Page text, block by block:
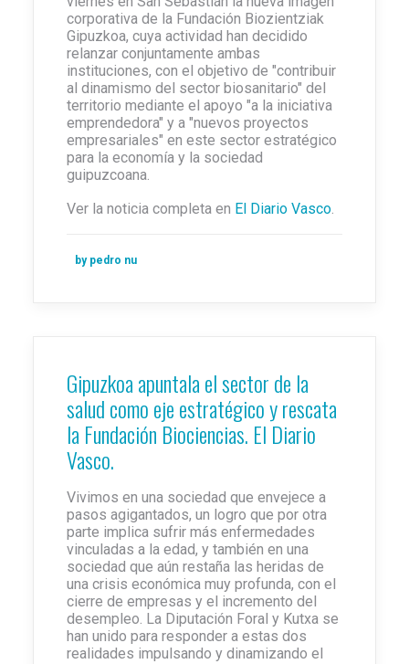
corporativa de la Fundación Biozientziak
Gipuzkoa, cuya actividad han decidido
relanzar conjuntamente ambas
instituciones, con el objetivo de "contribuir
al dinamismo del sector biosanitario" del
territorio mediante el apoyo "a la iniciativa
emprendedora" y a "nuevos proyectos
empresariales" en este sector estratégico
para la economía y la sociedad
guipuzcoana.
Ver la noticia completa en El Diario Vasco.
by pedro nu
Gipuzkoa apuntala el sector de la
salud como eje estratégico y rescata
la Fundación Biociencias. El Diario
Vasco.
Vivimos en una sociedad que envejece a
pasos agigantados, un logro que por otra
parte implica sufrir más enfermedades
vinculadas a la edad, y también en una
sociedad que aún restaña las heridas de
una crisis económica muy profunda, con el
cierre de empresas y el incremento del
desempleo. La Diputación Foral y Kutxa se
han unido para responder a estas dos
realidades impulsando y dinamizando el